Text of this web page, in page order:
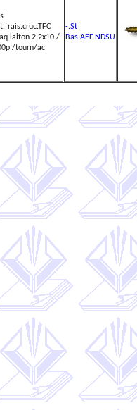
2,2x10 /
/tourn/ac
-.St
Bas.AEF.NDSU